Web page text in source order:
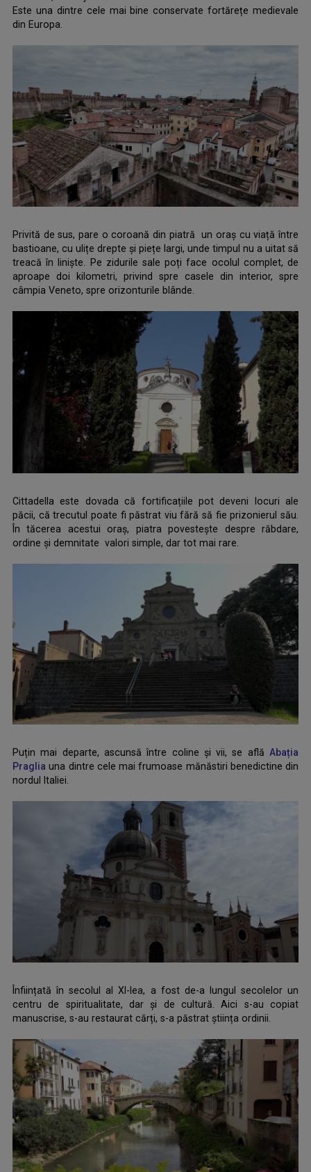
Este una dintre cele mai bine conservate fortărețe medievale
din Europa.
Privită de sus, pare o coroană din piatră un oraș cu viață între
bastioane, cu ulițe drepte și piețe largi, unde timpul nu a uitat să
treacă în liniște. Pe zidurile sale poți face ocolul complet, de
aproape doi kilometri, privind spre casele din interior, spre
câmpia Veneto, spre orizonturile blânde.
Cittadella este dovada că fortificațiile pot deveni locuri ale
păcii, că trecutul poate fi păstrat viu fără să fie prizonierul său.
În tăcerea acestui oraș, piatra povestește despre răbdare,
ordine și demnitate valori simple, dar tot mai rare.
Puțin mai departe, ascunsă între coline și vii, se află Abația
Praglia una dintre cele mai frumoase mănăstiri benedictine din
nordul Italiei.
Înființată în secolul al XI-lea, a fost de-a lungul secolelor un
centru de spiritualitate, dar și de cultură. Aici s-au copiat
manuscrise, s-au restaurat cărți, s-a păstrat știința ordinii.